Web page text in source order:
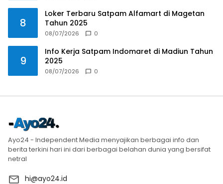
8
Loker Terbaru Satpam Alfamart di Magetan
Tahun 2025
08/07/2026 0
9
Info Kerja Satpam Indomaret di Madiun Tahun
2025
08/07/2026 0
Ayo24 - Independent Media menyajikan berbagai info dan
berita terkini hari ini dari berbagai belahan dunia yang bersifat
netral
hi@ayo24.id